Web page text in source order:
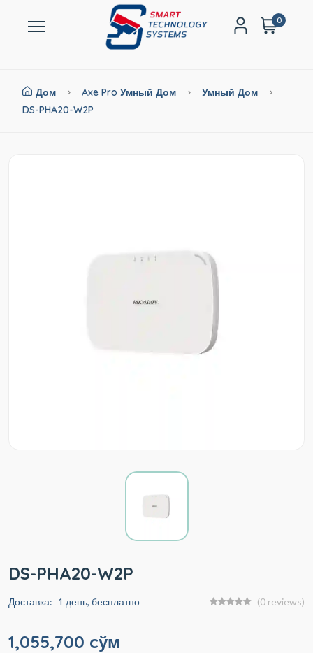
0
Дом Axe Pro Умный Дом
Умный Дом
DS-PHA20-W2P
DS-PHA20-W2P
Доставка: 1 день, бесплатно (0 reviews)
1,055,700 cўм